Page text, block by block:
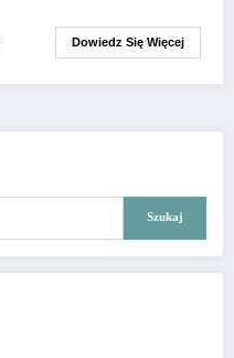
Dowiedz Się Więcej
Szukaj